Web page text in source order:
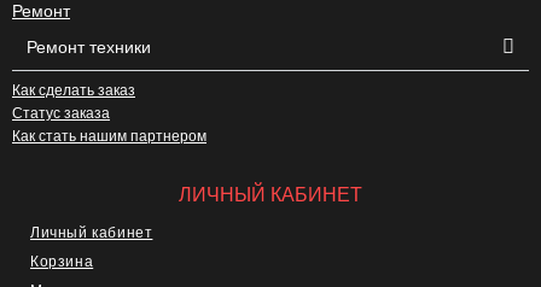
Ремонт
Ремонт техники
Как сделать заказ
Статус заказа
Как стать нашим партнером
ЛИЧНЫЙ КАБИНЕТ
Личный кабинет
Корзина